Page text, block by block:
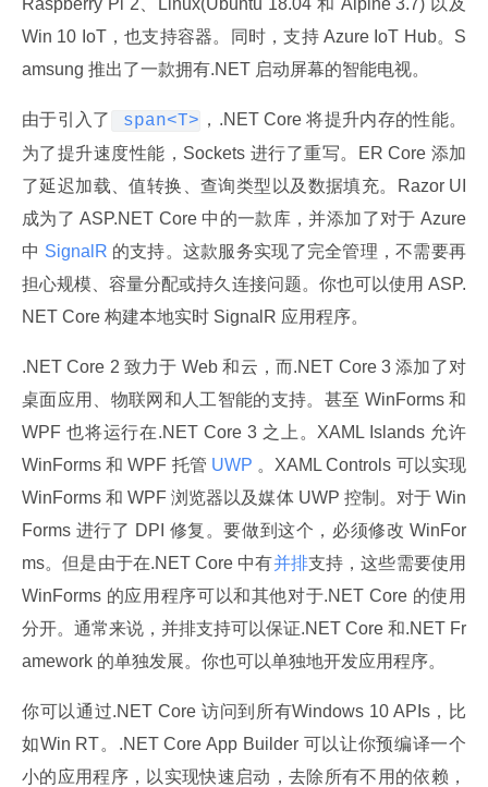
Raspberry Pi 2、Linux(Ubuntu 18.04 和 Alpine 3.7) 以及
Win 10 IoT，也支持容器。同时，支持 Azure IoT Hub。S
amsung 推出了一款拥有.NET 启动屏幕的智能电视。
由于引入了 span<T> ，.NET Core 将提升内存的性能。
为了提升速度性能，Sockets 进行了重写。ER Core 添加
了延迟加载、值转换、查询类型以及数据填充。Razor UI
成为了 ASP.NET Core 中的一款库，并添加了对于 Azure
中 SignalR 的支持。这款服务实现了完全管理，不需要再
担心规模、容量分配或持久连接问题。你也可以使用 ASP.
NET Core 构建本地实时 SignalR 应用程序。
.NET Core 2 致力于 Web 和云，而.NET Core 3 添加了对
桌面应用、物联网和人工智能的支持。甚至 WinForms 和
WPF 也将运行在.NET Core 3 之上。XAML Islands 允许
WinForms 和 WPF 托管 UWP 。XAML Controls 可以实现
WinForms 和 WPF 浏览器以及媒体 UWP 控制。对于 Win
Forms 进行了 DPI 修复。要做到这个，必须修改 WinFor
ms。但是由于在.NET Core 中有并排支持，这些需要使用
WinForms 的应用程序可以和其他对于.NET Core 的使用
分开。通常来说，并排支持可以保证.NET Core 和.NET Fr
amework 的单独发展。你也可以单独地开发应用程序。
你可以通过.NET Core 访问到所有Windows 10 APIs，比
如Win RT。.NET Core App Builder 可以让你预编译一个
小的应用程序，以实现快速启动，去除所有不用的依赖，